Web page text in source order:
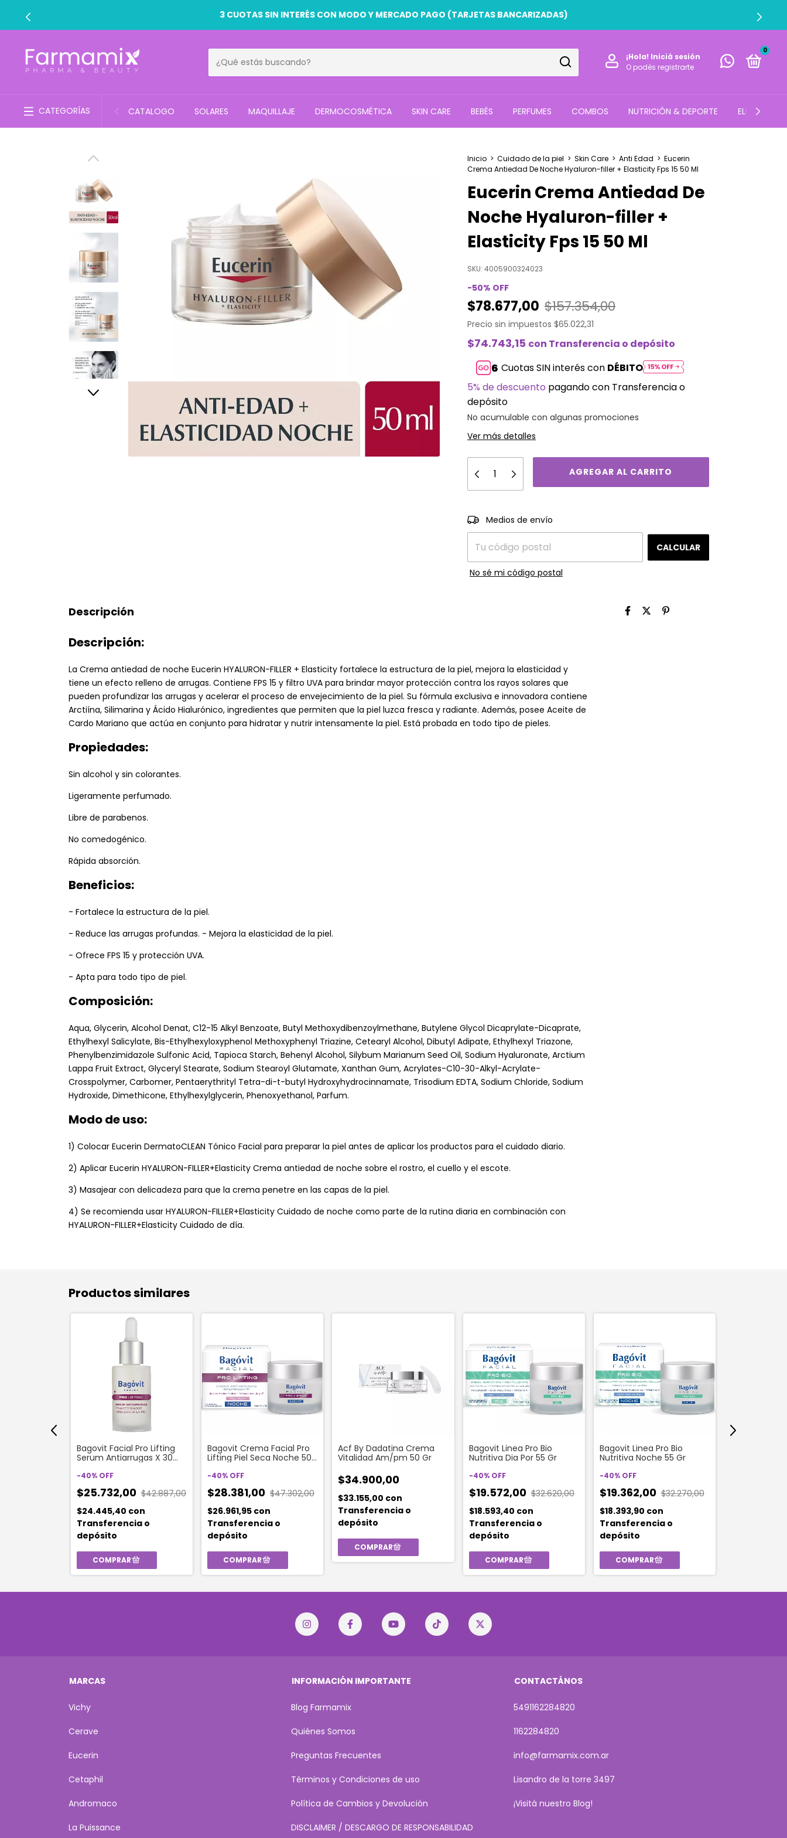
HASTA 50% OFF EN ARTÍCULOS SELECCIONADOS
¡Hola! Iniciá sesión
O podés registrarte
0
CATEGORÍAS CATALOGO SOLARES MAQUILLAJE DERMOCOSMÉTICA SKIN CARE BEBÉS PERFUMES COMBOS NUTRICIÓN & DEPORTE ELECTRO
Inicio > Cuidado de la piel > Skin Care > Anti Edad > Eucerin
Crema Antiedad De Noche Hyaluron-filler + Elasticity Fps 15 50 Ml
Eucerin Crema Antiedad De
Noche Hyaluron-filler +
Elasticity Fps 15 50 Ml
SKU: 4005900324023
-50% OFF
$78.677,00 $157.354,00
Precio sin impuestos $65.022,31
$74.743,15 con Transferencia o depósito
Cuotas SIN interés con DÉBITO
5% de descuento pagando con Transferencia o
depósito
No acumulable con algunas promociones
Ver más detalles
Entregas para el CP:
Medios de envío
CALCULAR
No sé mi código postal
Descripción
Descripción:
La Crema antiedad de noche Eucerin HYALURON-FILLER + Elasticity fortalece la estructura de la piel, mejora la elasticidad y
tiene un efecto relleno de arrugas. Contiene FPS 15 y filtro UVA para brindar mayor protección contra los rayos solares que
pueden profundizar las arrugas y acelerar el proceso de envejecimiento de la piel. Su fórmula exclusiva e innovadora contiene
Arctiína, Silimarina y Ácido Hialurónico, ingredientes que permiten que la piel luzca fresca y radiante. Además, posee Aceite de
Cardo Mariano que actúa en conjunto para hidratar y nutrir intensamente la piel. Está probada en todo tipo de pieles.
Propiedades:
Sin alcohol y sin colorantes.
Ligeramente perfumado.
Libre de parabenos.
No comedogénico.
Rápida absorción.
Beneficios:
- Fortalece la estructura de la piel.
- Reduce las arrugas profundas. - Mejora la elasticidad de la piel.
- Ofrece FPS 15 y protección UVA.
- Apta para todo tipo de piel.
Composición:
Aqua, Glycerin, Alcohol Denat, C12-15 Alkyl Benzoate, Butyl Methoxydibenzoylmethane, Butylene Glycol Dicaprylate-Dicaprate,
Ethylhexyl Salicylate, Bis-Ethylhexyloxyphenol Methoxyphenyl Triazine, Cetearyl Alcohol, Dibutyl Adipate, Ethylhexyl Triazone,
Phenylbenzimidazole Sulfonic Acid, Tapioca Starch, Behenyl Alcohol, Silybum Marianum Seed Oil, Sodium Hyaluronate, Arctium
Lappa Fruit Extract, Glyceryl Stearate, Sodium Stearoyl Glutamate, Xanthan Gum, Acrylates-C10-30-Alkyl-Acrylate-
Crosspolymer, Carbomer, Pentaerythrityl Tetra-di-t-butyl Hydroxyhydrocinnamate, Trisodium EDTA, Sodium Chloride, Sodium
Hydroxide, Dimethicone, Ethylhexylglycerin, Phenoxyethanol, Parfum.
Modo de uso:
1) Colocar Eucerin DermatoCLEAN Tónico Facial para preparar la piel antes de aplicar los productos para el cuidado diario.
2) Aplicar Eucerin HYALURON-FILLER+Elasticity Crema antiedad de noche sobre el rostro, el cuello y el escote.
3) Masajear con delicadeza para que la crema penetre en las capas de la piel.
4) Se recomienda usar HYALURON-FILLER+Elasticity Cuidado de noche como parte de la rutina diaria en combinación con
HYALURON-FILLER+Elasticity Cuidado de día.
Productos similares
Bagovit Facial Pro Lifting
Serum Antiarrugas X 30
-40% OFF
$25.732,00 $42.887,00
$24.445,40 con
Transferencia o
depósito
Bagovit Crema Facial Pro
Lifting Piel Seca Noche 50
-40% OFF
$28.381,00 $47.302,00
$26.961,95 con
Transferencia o
depósito
Acf By Dadatina Crema
Vitalidad Am/pm 50 Gr
$34.900,00
$33.155,00 con
Transferencia o
depósito
Bagovit Linea Pro Bio
Nutritiva Dia Por 55 Gr
-40% OFF
$19.572,00 $32.620,00
$18.593,40 con
Transferencia o
depósito
Bagovit Linea Pro Bio
Nutritiva Noche 55 Gr
-40% OFF
$19.362,00 $32.270,00
$18.393,90 con
Transferencia o
depósito
MARCAS
Vichy
Cerave
Eucerin
Cetaphil
Andromaco
La Puissance
INFORMACIÓN IMPORTANTE
Blog Farmamix
Quiénes Somos
Preguntas Frecuentes
Términos y Condiciones de uso
Política de Cambios y Devolución
DISCLAIMER / DESCARGO DE RESPONSABILIDAD
CONTACTÁNOS
5491162284820
1162284820
info@farmamix.com.ar
Lisandro de la torre 3497
¡Visitá nuestro Blog!